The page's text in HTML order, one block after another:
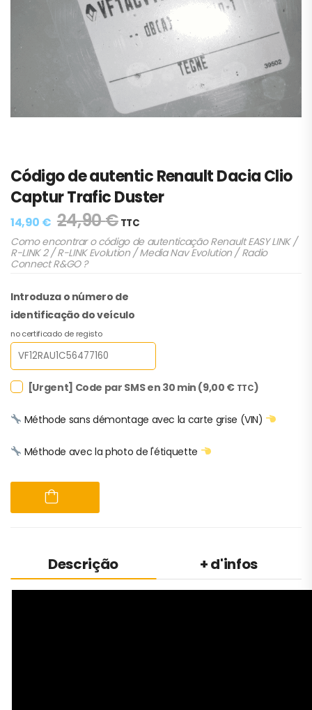
Código de autentic Renault Dacia Clio
Captur Trafic Duster
14,90 € 24,90€ TTC
Como encontrar o código de autenticação Renault EASY LINK /
R-LINK 2 / R-LINK Evolution / Media Nav Evolution / Radio
Connect R&GO ?
Introduza o número de
identificação do veículo
no certificado de registo
[Urgent] Code par SMS en 30 min (9,00 € TTC)
Méthode sans démontage avec la carte grise (VIN)
Méthode avec la photo de l'étiquette
Descrição + d'infos